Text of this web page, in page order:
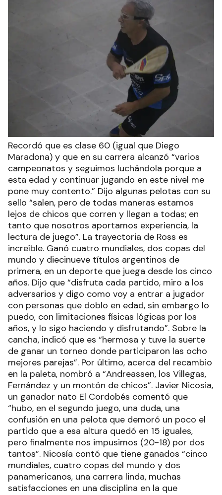
Recordó que es clase 60 (igual que Diego
Maradona) y que en su carrera alcanzó “varios
campeonatos y seguimos luchándola porque a
esta edad y continuar jugando en este nivel me
pone muy contento.” Dijo algunas pelotas con su
sello “salen, pero de todas maneras estamos
lejos de chicos que corren y llegan a todas; en
tanto que nosotros aportamos experiencia, la
lectura de juego”. La trayectoria de Ross es
increíble. Ganó cuatro mundiales, dos copas del
mundo y diecinueve títulos argentinos de
primera, en un deporte que juega desde los cinco
años. Dijo que “disfruta cada partido, miro a los
adversarios y digo como voy a entrar a jugador
con personas que doblo en edad, sin embargo lo
puedo, con limitaciones físicas lógicas por los
años, y lo sigo haciendo y disfrutando”. Sobre la
cancha, indicó que es “hermosa y tuve la suerte
de ganar un torneo donde participaron las ocho
mejores parejas”. Por último, acerca del recambio
en la paleta, nombró a “Andreassen, los Villegas,
Fernández y un montón de chicos”. Javier Nicosia,
un ganador nato El Cordobés comentó que
“hubo, en el segundo juego, una duda, una
confusión en una pelota que demoró un poco el
partido que a esa altura quedó en 15 iguales,
pero finalmente nos impusimos (20-18) por dos
tantos”. Nicosía contó que tiene ganados “cinco
mundiales, cuatro copas del mundo y dos
panamericanos, una carrera linda, muchas
satisfacciones en una disciplina en la que